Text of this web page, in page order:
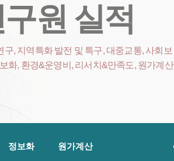
정보화 원가계산
원 실적
구, 지역특화 발전 및 특구, 대중교통, 사회보
화, 환경&운영비 , 리서치&만족도, 원가계산